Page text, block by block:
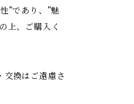
”であり、”魅
上、ご購入く
交換はご遠慮さ